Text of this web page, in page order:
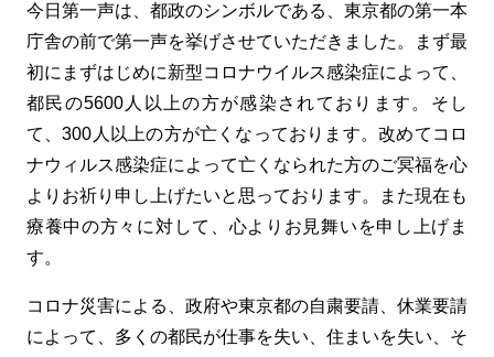
今日第一声は、都政のシンボルである、東京都の第一本
庁舎の前で第一声を挙げさせていただきました。まず最
初にまずはじめに新型コロナウイルス感染症によって、
都民の5600人以上の方が感染されております。そし
て、300人以上の方が亡くなっております。改めてコロ
ナウィルス感染症によって亡くなられた方のご冥福を心
よりお祈り申し上げたいと思っております。また現在も
療養中の方々に対して、心よりお見舞いを申し上げま
す。
コロナ災害による、政府や東京都の自粛要請、休業要請
によって、多くの都民が仕事を失い、住まいを失い、そ